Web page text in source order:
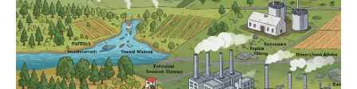
Việt Nam?